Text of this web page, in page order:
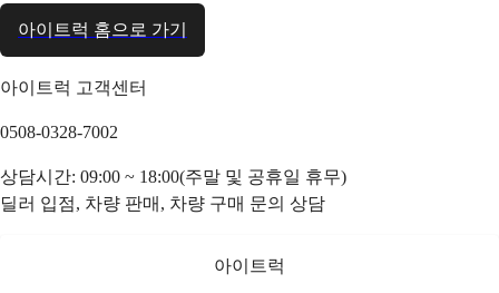
아이트럭 홈으로 가기
아이트럭 고객센터
0508-0328-7002
상담시간: 09:00 ~ 18:00(주말 및 공휴일 휴무)
딜러 입점, 차량 판매, 차량 구매 문의 상담
아이트럭